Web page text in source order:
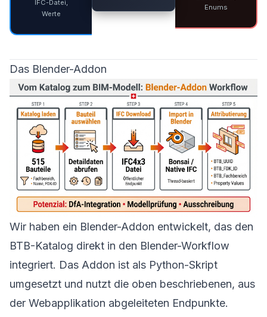
IFC-Datei,
Werte
Enums
Das Blender-Addon
Wir haben ein Blender-Addon entwickelt, das den
BTB-Katalog direkt in den Blender-Workflow
integriert. Das Addon ist als Python-Skript
umgesetzt und nutzt die oben beschriebenen, aus
der Webapplikation abgeleiteten Endpunkte.